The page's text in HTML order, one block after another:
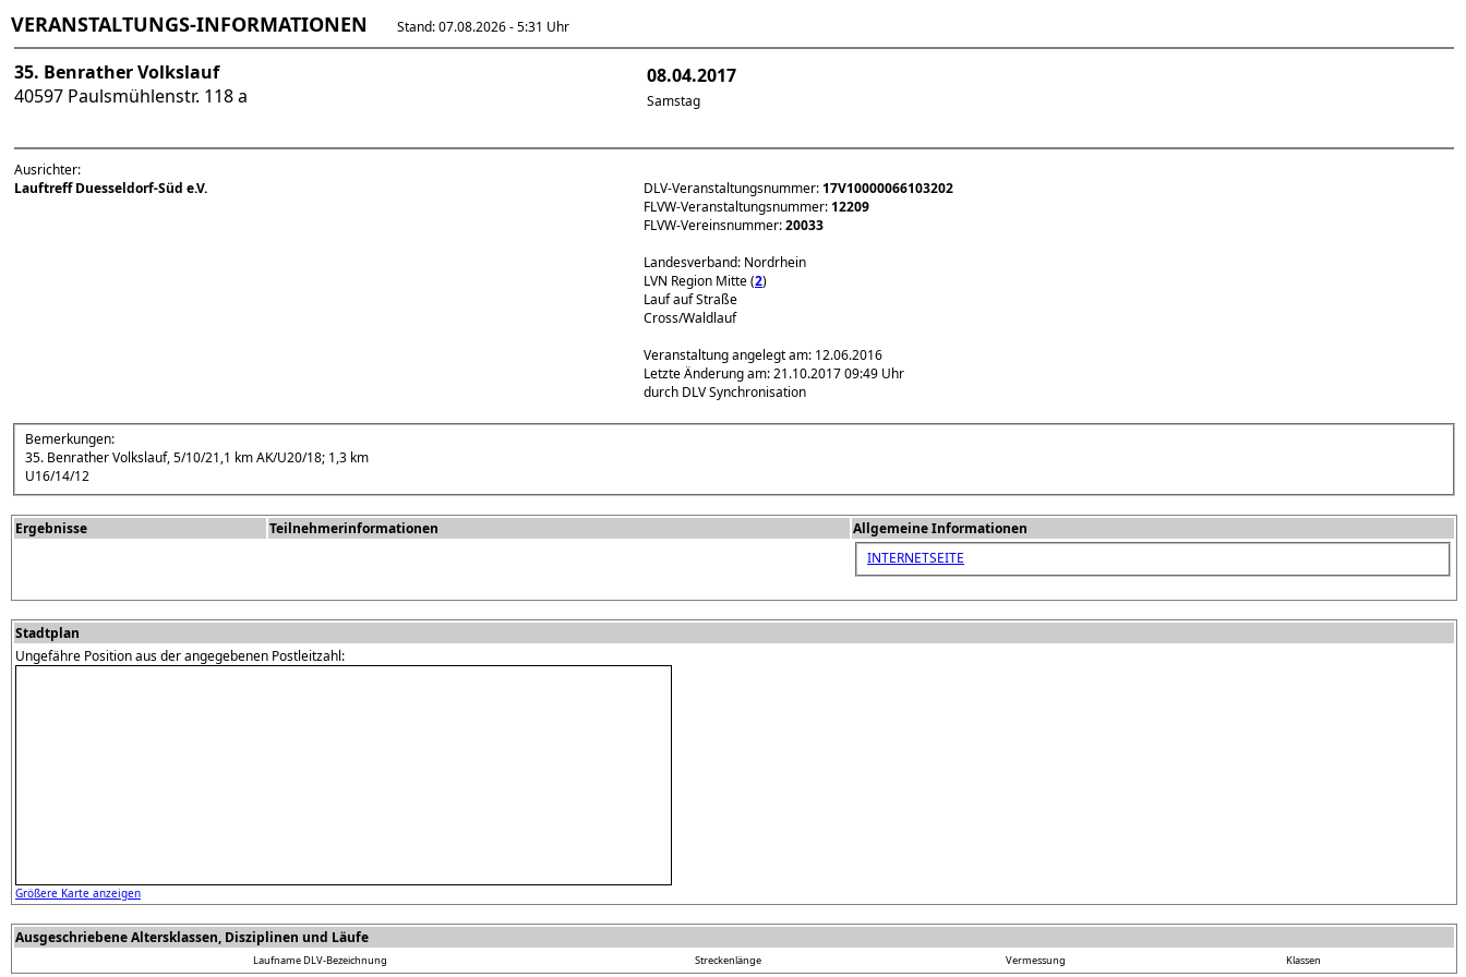
VERANSTALTUNGS-INFORMATIONEN Stand: 07.08.2026 - 5:31 Uhr
35. Benrather Volkslauf
40597 Paulsmühlenstr. 118 a
08.04.2017
Samstag
Ausrichter:
Lauftreff Duesseldorf-Süd e.V.
DLV-Veranstaltungsnummer:17V10000066103202
FLVW-Veranstaltungsnummer:12209
FLVW-Vereinsnummer:20033
Landesverband: Nordrhein
LVN Region Mitte (2)
Lauf auf Straße
Cross/Waldlauf
Veranstaltung angelegt am: 12.06.2016
Letzte Änderung am: 21.10.2017 09:49 Uhr
durch DLV Synchronisation
Bemerkungen:
35. Benrather Volkslauf, 5/10/21,1 km AK/U20/18; 1,3 km
U16/14/12
Ergebnisse Teilnehmerinformationen
Allgemeine Informationen
INTERNETSEITE
Stadtplan
Ungefähre Position aus der angegebenen Postleitzahl:
Größere Karte anzeigen
Ausgeschriebene Altersklassen, Disziplinen und Läufe
LaufnameDLV-Bezeichnung Streckenlänge Vermessung Klassen